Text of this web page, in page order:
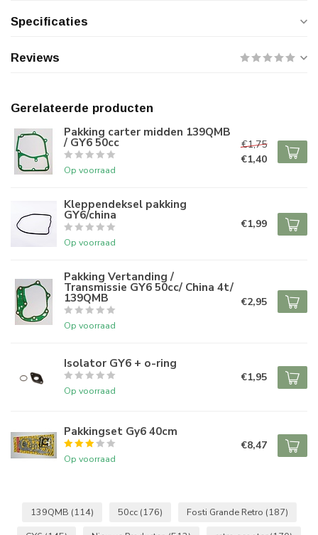
Specificaties
Reviews
Gerelateerde producten
Pakking carter midden 139QMB
/ GY6 50cc
Op voorraad
€1,75
€1,40
Kleppendeksel pakking
GY6/china
Op voorraad
€1,99
Pakking Vertanding /
Transmissie GY6 50cc/ China 4t/
139QMB
Op voorraad
€2,95
Isolator GY6 + o-ring
Op voorraad
€1,95
Pakkingset Gy6 40cm
Op voorraad
€8,47
139QMB (114) 50cc (176) Fosti Grande Retro (187)